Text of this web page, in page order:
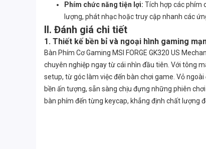
Phím chức năng tiện lợi: Tích hợp các phím
lượng, phát nhạc hoặc truy cập nhanh các
II. Đánh giá chi tiết
1. Thiết kế bền bỉ và ngoại hình gaming
Bàn Phím Cơ Gaming MSI FORGE GK320 US
chuyên nghiệp ngay từ cái nhìn đầu tiên. Với tông
setup, từ góc làm việc đến bàn chơi game. Vỏ
bền ấn tượng, sẵn sàng chịu đựng những phiên
bàn phím đến từng keycap, khẳng định chất lượng